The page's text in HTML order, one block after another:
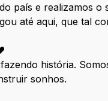
país e realizamos
até aqui, que tal
história.
sonhos.